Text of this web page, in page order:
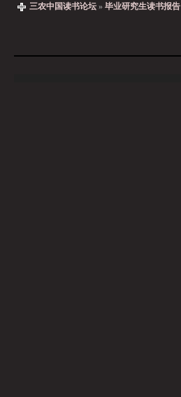
三农中国读书论坛 » 毕业研究生读书报告